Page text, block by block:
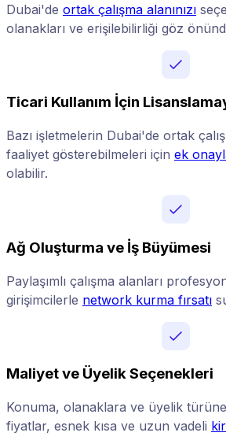
Dubai'de ortak çalışma alanınızı
olanakları ve erişilebilirliği göz
Ticari Kullanım İçin
Bazı işletmelerin Dubai'de ortak
faaliyet gösterebilmeleri için ek
olabilir.
Ağ Oluşturma ve İş Büyümesi
Paylaşımlı çalışma alanları
girişimcilerle network kurma fırsatı
Maliyet ve Üyelik Seçenekleri
Konuma, olanaklara ve üyelik
fiyatlar, esnek kısa ve uzun vadeli